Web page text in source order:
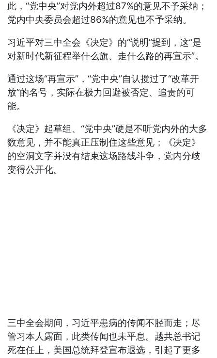
此，“党中央”对党内外超过87%的意见不予采纳；
党内中央委员会超过86%的意见也不予采纳。
习近平对三中全会《决定》的“说明”提到，这“是
对新时代新征程举什么旗、走什么路的再宣示”。
通过这场“再宣示”，“党中央”自认揽过了“改革开
放”的名号，实际在极力回避被否定、追责的可
能。
《决定》起草组、“党中央”硬是不听党内外的大多
数意见，并不能真正压制住这些意见；《决定》
的空洞文字并没有结束这场路线斗争，党内分歧
变得公开化。
三中全会期间，习近平患病的传闻不胫而走；尽
管习本人露面，此类传闻也未平息。越共总书记
死在任上，美国总统拜登宣布退选，引起了更多